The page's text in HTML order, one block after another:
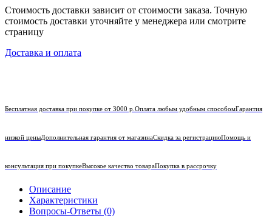
Стоимость доставки зависит от стоимости заказа. Точную
стоимость доставки уточняйте у менеджера или смотрите
страницу
Доставка и оплата
Бесплатная доставка при покупке от 3000 р. Оплата любым удобным способомГарантия
низкой ценыДополнительная гарантия от магазинаСкидка за регистрациюПомощь и
консультация при покупкеВысокое качество товараПокупка в рассрочку
Описание
Характеристики
Вопросы-Ответы (0)